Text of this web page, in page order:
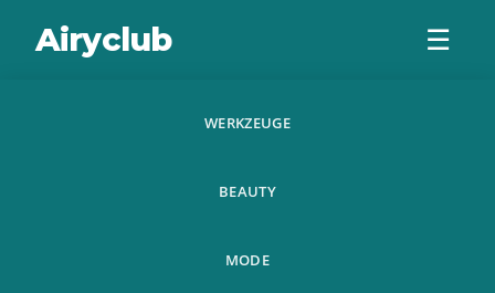
Airyclub ☰
WERKZEUGE
BEAUTY
MODE
Werkzeuge